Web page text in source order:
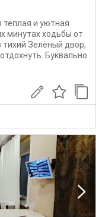
тёплая и уютная
минутах ходьбы от
Зелёный двор,
Буквально